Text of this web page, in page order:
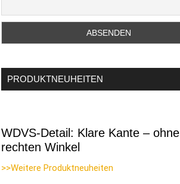
PRODUKTNEUHEITEN
WDVS-Detail: Klare Kante – ohne
rechten Winkel
>>Weitere Produktneuheiten